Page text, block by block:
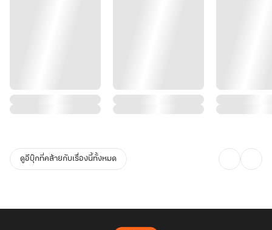
ดูอีบุ๊กที่คล้ายกับเรื่องนี้ทั้งหมด